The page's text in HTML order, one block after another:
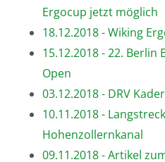
Ergocup jetzt möglich
18.12.2018 - Wiking
15.12.2018 - 22.
Open
03.12.2018 - DRV
10.11.2018 -
Hohenzollernkanal
09.11.2018 - Artikel